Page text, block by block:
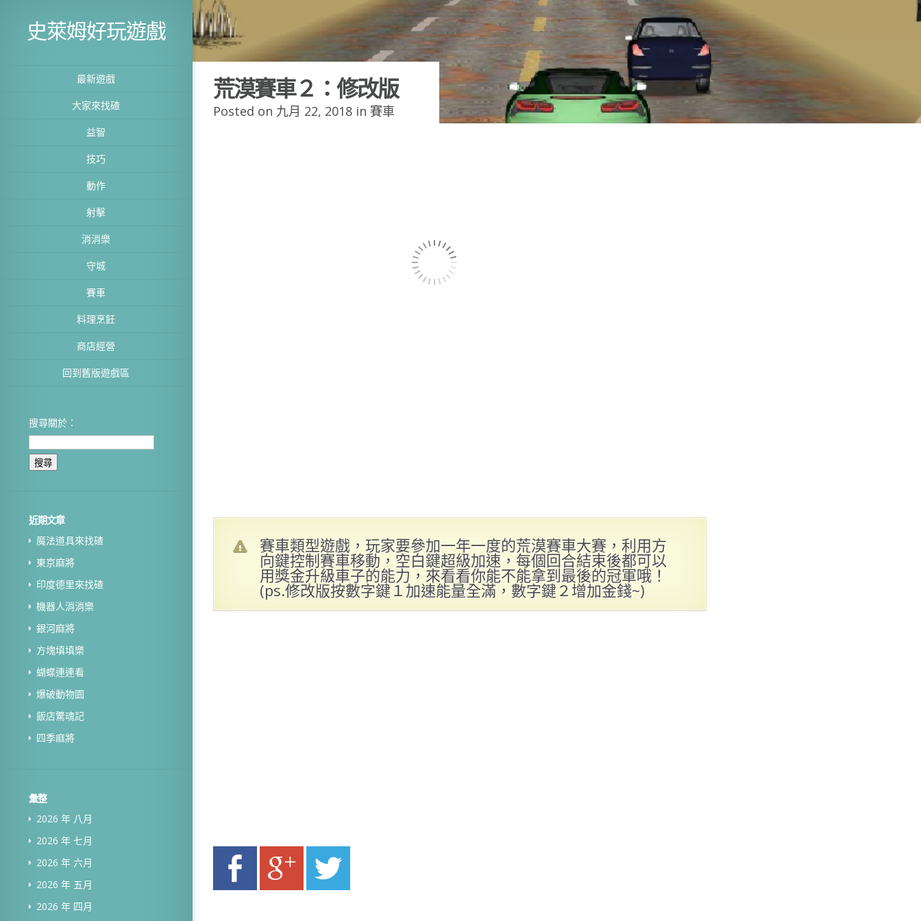
史萊姆好玩遊戲
最新遊戲
大家來找碴
益智
技巧
動作
射擊
消消樂
守城
賽車
料理烹飪
商店經營
回到舊版遊戲區
搜尋關於：
近期文章
魔法道具來找碴
東京麻將
印度德里來找碴
機器人消消樂
銀河麻將
方塊填填樂
蝴蝶連連看
爆破動物園
飯店驚魂記
四季麻將
彙整
2026 年 八月
2026 年 七月
2026 年 六月
2026 年 五月
2026 年 四月
荒漠賽車２：修改版
Posted on 九月 22, 2018 in 賽車
賽車類型遊戲，玩家要參加一年一度的荒漠賽車大賽，利用方
向鍵控制賽車移動，空白鍵超級加速，每個回合結束後都可以
用獎金升級車子的能力，來看看你能不能拿到最後的冠軍哦！
(ps.修改版按數字鍵１加速能量全滿，數字鍵２增加金錢~)